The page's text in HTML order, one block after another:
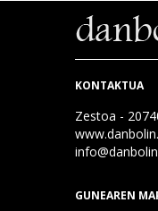
KONTAKTUA
Zestoa -
GUNEAREN